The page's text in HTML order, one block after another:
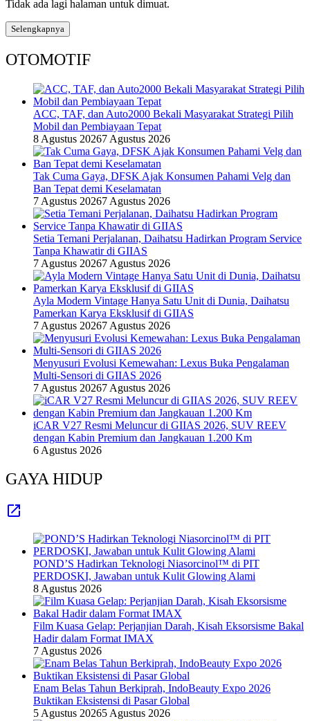
Tidak ada lagi halaman untuk dimuat.
Selengkapnya
OTOMOTIF
ACC, TAF, dan Auto2000 Bekali Masyarakat Strategi Pilih
Mobil dan Pembiayaan Tepat
8 Agustus 20267 Agustus 2026
Tak Cuma Gaya, DFSK Ajak Konsumen Pahami Velg dan
Ban Tepat demi Keselamatan
7 Agustus 20267 Agustus 2026
Setia Temani Perjalanan, Daihatsu Hadirkan Program Service
Tanpa Khawatir di GIIAS
7 Agustus 20267 Agustus 2026
Ayla Modern Vintage Hanya Satu Unit di Dunia, Daihatsu
Pamerkan Karya Eksklusif di GIIAS
7 Agustus 20267 Agustus 2026
Menyusuri Evolusi Kemewahan: Lexus Buka Pengalaman
Multi-Sensori di GIIAS 2026
7 Agustus 20267 Agustus 2026
iCAR V27 Resmi Meluncur di GIIAS 2026, SUV REEV
dengan Kabin Premium dan Jangkauan 1.200 Km
6 Agustus 2026
GAYA HIDUP
POND’S Hadirkan Teknologi Niasorcinol™ di PIT
PERDOSKI, Jawaban untuk Kulit Glowing Alami
8 Agustus 2026
Film Kuasa Gelap: Perjanjian Darah, Kisah Eksorsisme Bakal
Hadir dalam Format IMAX
7 Agustus 2026
Enam Belas Tahun Berkiprah, IndoBeauty Expo 2026
Buktikan Eksistensi di Pasar Global
5 Agustus 20265 Agustus 2026